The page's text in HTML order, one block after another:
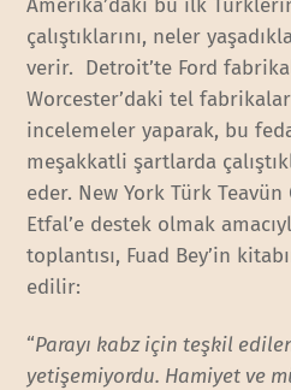
çalıştıklarını, neler
verir. Detroit’te Ford
Worcester’daki tel
incelemeler yaparak, bu
meşakkatli şartlarda
eder. New York Türk
Etfal’e destek olmak
toplantısı, Fuad Bey’in
edilir:
“Parayı kabz için teşkil
yetişemiyordu. Hamiyet ve